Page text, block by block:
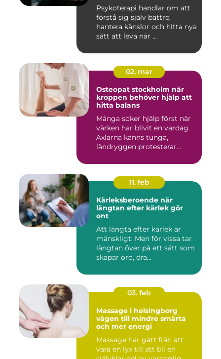
Psykoterapi handlar om att
förstå sig själv bättre,
hantera känslor och hitta nya
sätt att leva när ...
02. mar
Osteopat stockholm när
kroppen behöver hjälp att
hitta balans
Många söker hjälp först när
värken har blivit en vardag.
Axlarna känns tunga,
ländryggen protesterar...
11. feb
Kärleksberoende när
längtan efter kärlek gör
ont
Att längta efter kärlek är
mänskligt. Men för vissa tar
längtan över på ett sätt som
skapar oro, dra...
03. feb
Massage i helsingborg
vägen till mindre smärta
och mer energi
Massage har gått från att
vara en lyx till att bli en